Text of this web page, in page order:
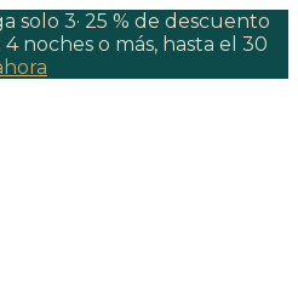
solo 3· 25 % de descuento
noches o más, hasta el 30